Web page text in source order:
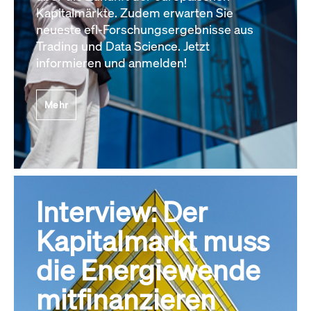
Kapitalmärkte. Zudem erwarten Sie
neueste efl-Forschungsergebnisse aus
Trading und Data Science. Jetzt
informieren und anmelden!
Mehr
Interview: Der
Kapitalmarkt muss
die Energiewende
mitfinanzieren